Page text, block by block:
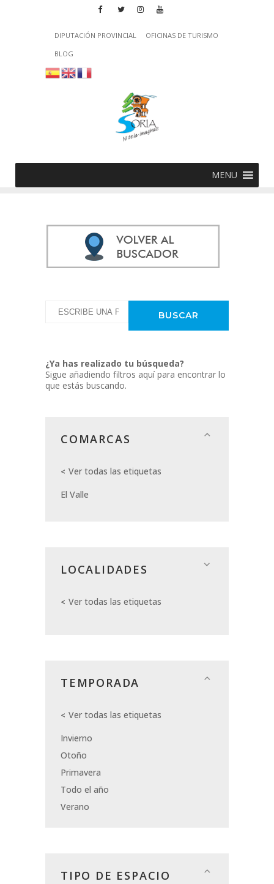
DIPUTACIÓN PROVINCIAL
OFICINAS DE TURISMO
BLOG
MENU
¿Ya has realizado tu búsqueda?
Sigue añadiendo filtros aquí para encontrar lo
que estás buscando.
COMARCAS
Ver todas las etiquetas
El Valle
LOCALIDADES
Ver todas las etiquetas
TEMPORADA
Ver todas las etiquetas
Invierno
Otoño
Primavera
Todo el año
Verano
TIPO DE ESPACIO